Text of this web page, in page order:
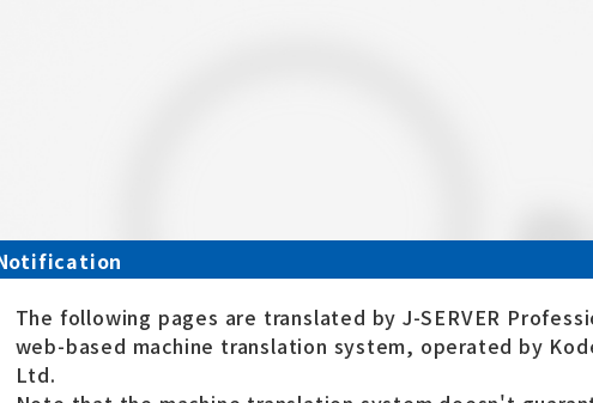
The following pages are translated by J-SERVER
web-based machine translation system, operated by
Ltd.